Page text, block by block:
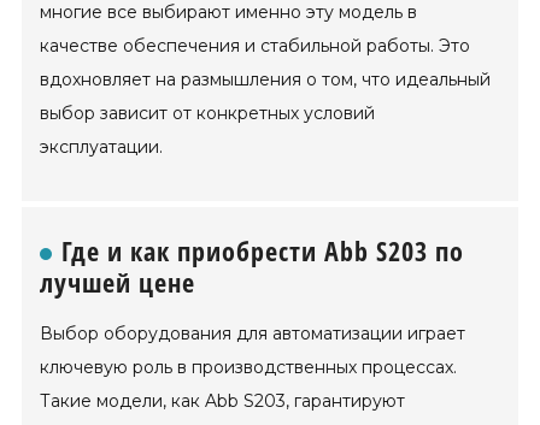
многие все выбирают именно эту модель в
качестве обеспечения и стабильной работы. Это
вдохновляет на размышления о том, что идеальный
выбор зависит от конкретных условий
эксплуатации.
Где и как приобрести Abb S203 по
лучшей цене
Выбор оборудования для автоматизации играет
ключевую роль в производственных процессах.
Такие модели, как Abb S203, гарантируют